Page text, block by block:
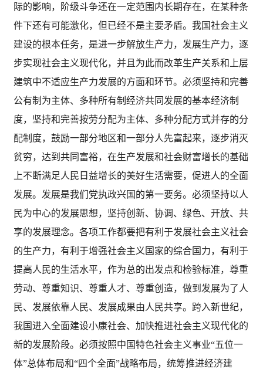
际的影响，阶级斗争还在一定范围内长期存在，在某种条
件下还有可能激化，但已经不是主要矛盾。我国社会主义
建设的根本任务，是进一步解放生产力，发展生产力，逐
步实现社会主义现代化，并且为此而改革生产关系和上层
建筑中不适应生产力发展的方面和环节。必须坚持和完善
公有制为主体、多种所有制经济共同发展的基本经济制
度，坚持和完善按劳分配为主体、多种分配方式并存的分
配制度，鼓励一部分地区和一部分人先富起来，逐步消灭
贫穷，达到共同富裕，在生产发展和社会财富增长的基础
上不断满足人民日益增长的美好生活需要，促进人的全面
发展。发展是我们党执政兴国的第一要务。必须坚持以人
民为中心的发展思想，坚持创新、协调、绿色、开放、共
享的发展理念。各项工作都要把有利于发展社会主义社会
的生产力，有利于增强社会主义国家的综合国力，有利于
提高人民的生活水平，作为总的出发点和检验标准，尊重
劳动、尊重知识、尊重人才、尊重创造，做到发展为了人
民、发展依靠人民、发展成果由人民共享。跨入新世纪，
我国进入全面建设小康社会、加快推进社会主义现代化的
新的发展阶段。必须按照中国特色社会主义事业“五位一
体”总体布局和“四个全面”战略布局，统筹推进经济建